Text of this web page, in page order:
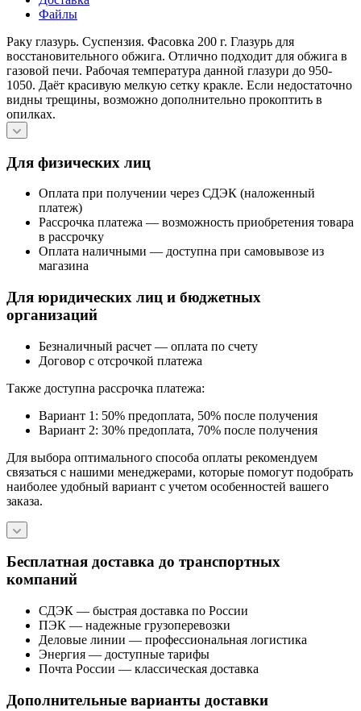
Файлы
Раку глазурь. Суспензия. Фасовка 200 г. Глазурь для
восстановительного обжига. Отлично подходит для обжига в
газовой печи. Рабочая температура данной глазури до 950-
1050. Даёт красивую мелкую сетку кракле. Если недостаточно
видны трещины, возможно дополнительно прокоптить в
опилках.
Для физических лиц
Оплата при получении через СДЭК (наложенный
платеж)
Рассрочка платежа — возможность приобретения товара
в рассрочку
Оплата наличными — доступна при самовывозе из
магазина
Для юридических лиц и бюджетных
организаций
Безналичный расчет — оплата по счету
Договор с отсрочкой платежа
Также доступна рассрочка платежа:
Вариант 1: 50% предоплата, 50% после получения
Вариант 2: 30% предоплата, 70% после получения
Для выбора оптимального способа оплаты рекомендуем
связаться с нашими менеджерами, которые помогут подобрать
наиболее удобный вариант с учетом особенностей вашего
заказа.
Бесплатная доставка до транспортных
компаний
СДЭК — быстрая доставка по России
ПЭК — надежные грузоперевозки
Деловые линии — профессиональная логистика
Энергия — доступные тарифы
Почта России — классическая доставка
Дополнительные варианты доставки